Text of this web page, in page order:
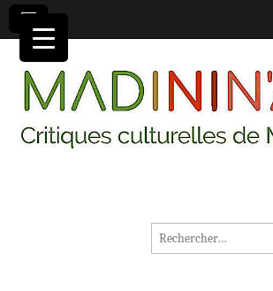
MADININ'ART
Rechercher :